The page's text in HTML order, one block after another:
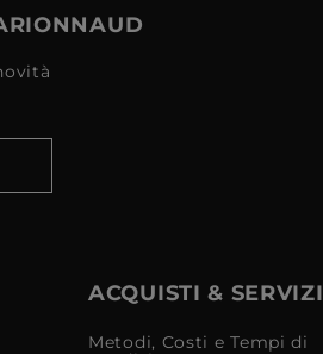
ACQUISTI & SERVIZI
Metodi, Costi e Tempi di